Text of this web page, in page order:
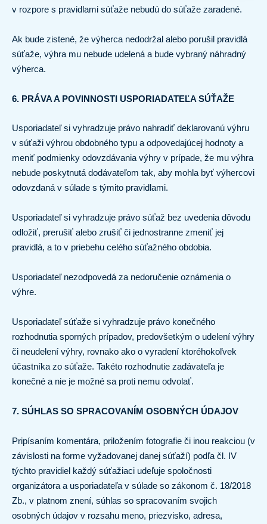
v rozpore s pravidlami súťaže nebudú do súťaže zaradené.
Ak bude zistené, že výherca nedodržal alebo porušil pravidlá
súťaže, výhra mu nebude udelená a bude vybraný náhradný
výherca.
6. PRÁVA A POVINNOSTI USPORIADATEĽA SÚŤAŽE
Usporiadateľ si vyhradzuje právo nahradiť deklarovanú výhru
v súťaži výhrou obdobného typu a odpovedajúcej hodnoty a
meniť podmienky odovzdávania výhry v prípade, že mu výhra
nebude poskytnutá dodávateľom tak, aby mohla byť výhercovi
odovzdaná v súlade s týmito pravidlami.
Usporiadateľ si vyhradzuje právo súťaž bez uvedenia dôvodu
odložiť, prerušiť alebo zrušiť či jednostranne zmeniť jej
pravidlá, a to v priebehu celého súťažného obdobia.
Usporiadateľ nezodpovedá za nedoručenie oznámenia o
výhre.
Usporiadateľ súťaže si vyhradzuje právo konečného
rozhodnutia sporných prípadov, predovšetkým o udelení výhry
či neudelení výhry, rovnako ako o vyradení ktoréhokoľvek
účastníka zo súťaže. Takéto rozhodnutie zadávateľa je
konečné a nie je možné sa proti nemu odvolať.
7. SÚHLAS SO SPRACOVANÍM OSOBNÝCH ÚDAJOV
Pripísaním komentára, priložením fotografie či inou reakciou (v
závislosti na forme vyžadovanej danej súťaží) podľa čl. IV
týchto pravidiel každý súťažiaci udeľuje spoločnosti
organizátora a usporiadateľa v súlade so zákonom č. 18/2018
Zb., v platnom znení, súhlas so spracovaním svojich
osobných údajov v rozsahu meno, priezvisko, adresa,